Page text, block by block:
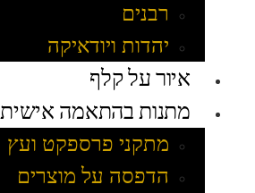
רבנים
יהדות ויודאיקה
איור על קלף
מתנות בהתאמה אישית
מתקני פרספקט ועץ
הדפסה על מוצרים